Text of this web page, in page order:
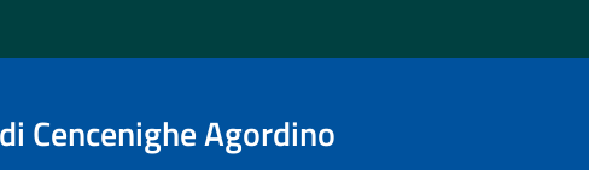
Cencenighe Agordino